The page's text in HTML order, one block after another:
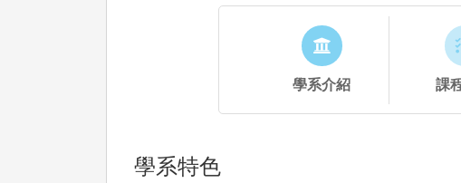
學系介紹 課
學系特色